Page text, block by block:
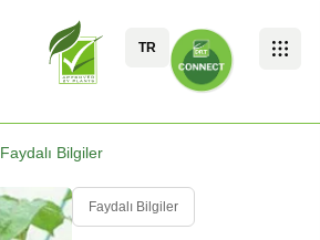
TR
Faydalı Bilgiler
Faydalı Bilgiler